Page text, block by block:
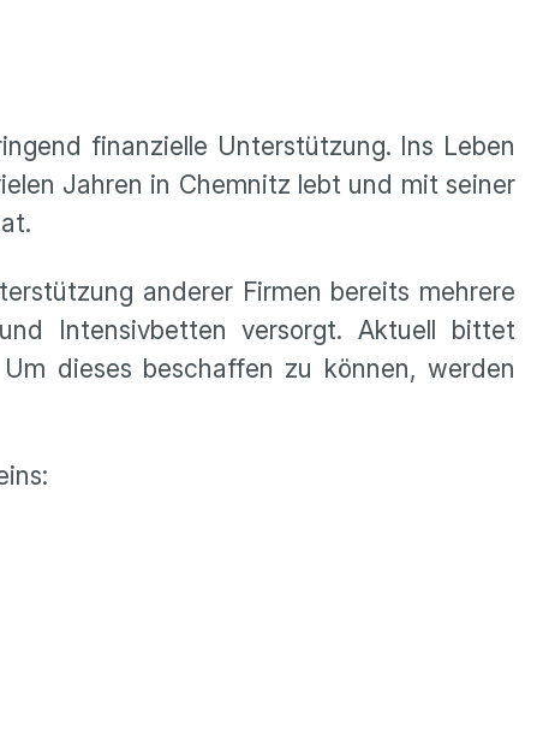
finanzielle Unterstützung. Ins Leben
Jahren in Chemnitz lebt und mit seiner
anderer Firmen bereits mehrere
Intensivbetten versorgt. Aktuell bittet
dieses beschaffen zu können, werden